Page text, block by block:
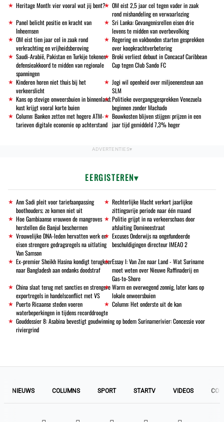
Heritage Month: vier vooral wat jij bent?
OM eist 2,5 jaar cel tegen vader in zaak
rond mishandeling en verwaarlozing
Panel belicht positie en kracht van
Inheemsen
Sri Lanka: Gevangenisrellen eisen drie
levens te midden van overbevolking
OM eist tien jaar cel in zaak rond
verkrachting en vrijheidsberoving
Regering en vakbonden starten gesprekken
over koopkrachtverbetering
Saudi-Arabië, Pakistan en Turkije tekenen
defensieakkoord te midden van regionale
spanningen
Broki verliest debuut in Concacaf Caribbean
Cup tegen Club Sando FC
Kinderen horen niet thuis bij het
verkeerslicht
Jogi wil openheid over miljoenensteun aan
SLM
Kans op stevige onweersbuien in binnenland;
kust krijgt vooral korte buien
Politieke overgangsgesprekken Venezuela
beginnen zonder Machado
Column: Banken zetten met hogere ATM-
tarieven digitale economie op achterstand
Bouwkosten blijven stijgen: prijzen in een
jaar tijd gemiddeld 7,3% hoger
EERGISTEREN
Ann Sadi pleit voor tariefaanpassing
boothouders; ze komen niet uit
Rechterlijke Macht verkort jaarlijkse
zittingsvrije periode naar één maand
Hoe Gambiaanse vrouwen de mangroves
herstellen die Banjul beschermen
Politie grijpt in na verkeerschaos door
afsluiting Domineestraat
Vrouwelijke DNA-leden hervatten werk en
eisen strengere gedragsregels na uitlating
Van Samson
Excuses Onderwijs na ongefundeerde
beschuldigingen directeur IMEAO 2
Ex-premier Sheikh Hasina kondigt terugkeer
naar Bangladesh aan ondanks doodstraf
Essay I: Van Zee naar Land - Wat Suriname
moet weten over Nieuwe Raffinaderij en
Gas-to-Shore
China slaat terug met sancties en strengere
exportregels in handelsconflict met VS
Warm en overwegend zonnig, later kans op
lokale onweersbuien
Puerto Ricaanse steden voeren
waterbeperkingen in tijdens recorddroogte
Column: Het onderste uit de kan
Gouddossier 8: Asabina bevestigt goudwinning op bodem Surinamerivier: Concessie voor
riviergrind
NIEUWS COLUMNS SPORT STARTV VIDEOS